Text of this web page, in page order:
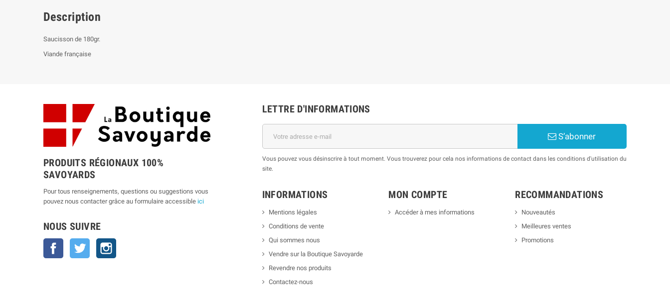
Description
Saucisson de 180gr.
Viande française
PRODUITS RÉGIONAUX 100%
SAVOYARDS
Pour tous renseignements, questions ou suggestions vous
pouvez nous contacter grâce au formulaire accessible ici
NOUS SUIVRE
Facebook Twitter
LETTRE D'INFORMATIONS
S’abonner
Vous pouvez vous désinscrire à tout moment. Vous trouverez pour cela nos informations de contact dans les conditions d'utilisation du
site.
INFORMATIONS
Mentions légales
Conditions de vente
Qui sommes nous
Vendre sur la Boutique Savoyarde
Revendre nos produits
Contactez-nous
MON COMPTE
Accéder à mes informations
RECOMMANDATIONS
Nouveautés
Meilleures ventes
Promotions